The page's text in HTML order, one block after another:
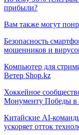
прибыли?
Вам также могут
Безопасность
мошенников и
Компьютер для
Ветер Shop.kz
Хоккейное
Монументу Победы
Китайские AI-
ускоряет отток